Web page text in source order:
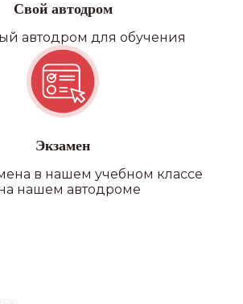
Свой автодром
автодром для обучения
Экзамен
в нашем учебном классе
нашем автодроме